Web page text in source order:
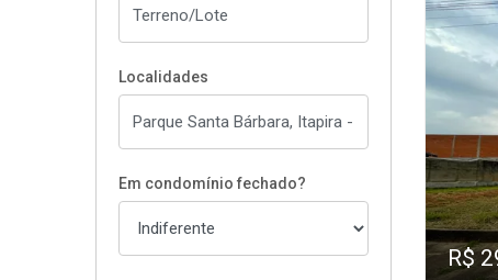
Localidades
Em condomínio fechado?
R$